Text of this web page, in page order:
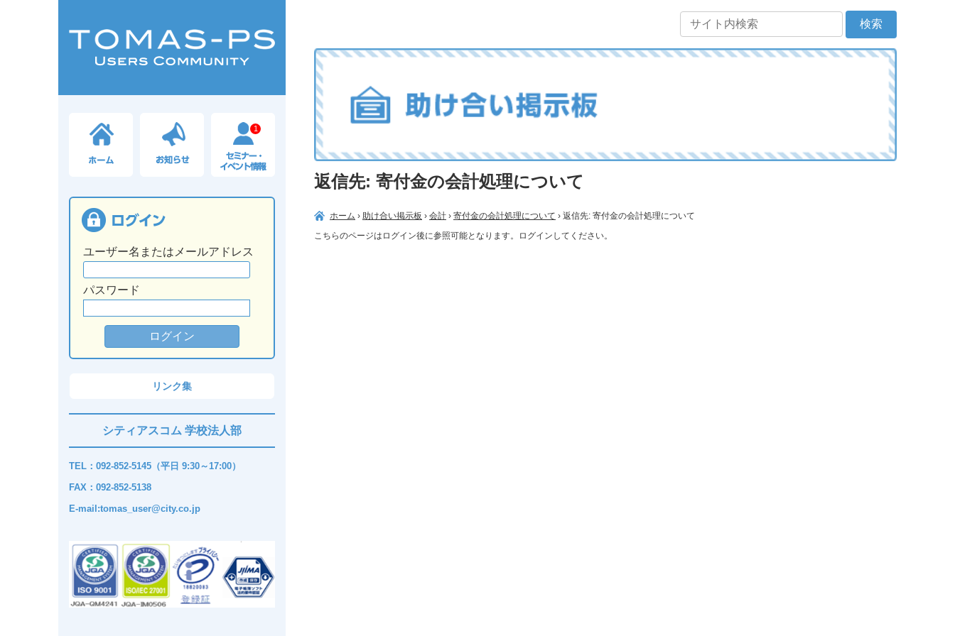
1
ユーザー名またはメールアドレス
パスワード
リンク集
シティアスコム 学校法人部
TEL：092-852-5145（平日 9:30～17:00）
FAX：092-852-5138
E-mail:tomas_user@city.co.jp
返信先: 寄付金の会計処理について
ホーム › 助け合い掲示板 › 会計 › 寄付金の会計処理について › 返信先: 寄付金の会計処理について
こちらのページはログイン後に参照可能となります。ログインしてください。